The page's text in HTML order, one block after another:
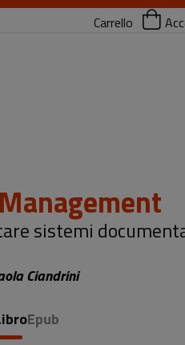
Carrello
sistemi
Ciandrini
Epub